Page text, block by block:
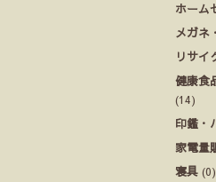
ホーム
メガネ
リサイ
健康食
(14)
印鑑・
家電量
寝具 (0)